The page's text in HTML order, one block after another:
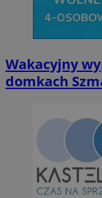
Wakacyjny
domkach